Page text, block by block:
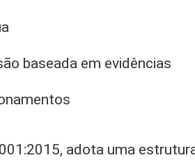
baseada em evidências
adota uma